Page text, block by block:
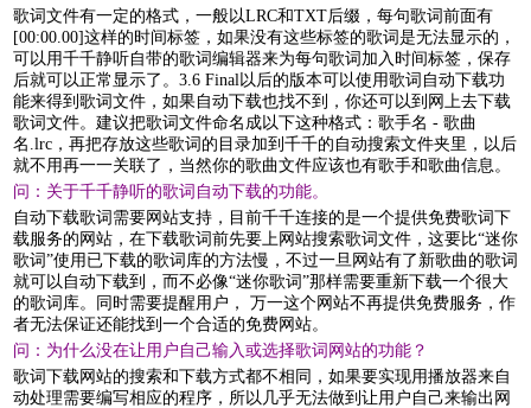
歌词文件有一定的格式，一般以LRC和TXT后缀，每句歌词前面有
[00:00.00]这样的时间标签，如果没有这些标签的歌词是无法显示的，
可以用千千静听自带的歌词编辑器来为每句歌词加入时间标签，保存
后就可以正常显示了。3.6 Final以后的版本可以使用歌词自动下载功
能来得到歌词文件，如果自动下载也找不到，你还可以到网上去下载
歌词文件。建议把歌词文件命名成以下这种格式：歌手名 - 歌曲
名.lrc，再把存放这些歌词的目录加到千千的自动搜索文件夹里，以后
就不用再一一关联了，当然你的歌曲文件应该也有歌手和歌曲信息。
问：关于千千静听的歌词自动下载的功能。
自动下载歌词需要网站支持，目前千千连接的是一个提供免费歌词下
载服务的网站，在下载歌词前先要上网站搜索歌词文件，这要比“迷你
歌词”使用已下载的歌词库的方法慢，不过一旦网站有了新歌曲的歌词
就可以自动下载到，而不必像“迷你歌词”那样需要重新下载一个很大
的歌词库。同时需要提醒用户， 万一这个网站不再提供免费服务，作
者无法保证还能找到一个合适的免费网站。
问：为什么没在让用户自己输入或选择歌词网站的功能？
歌词下载网站的搜索和下载方式都不相同，如果要实现用播放器来自
动处理需要编写相应的程序，所以几乎无法做到让用户自己来输出网